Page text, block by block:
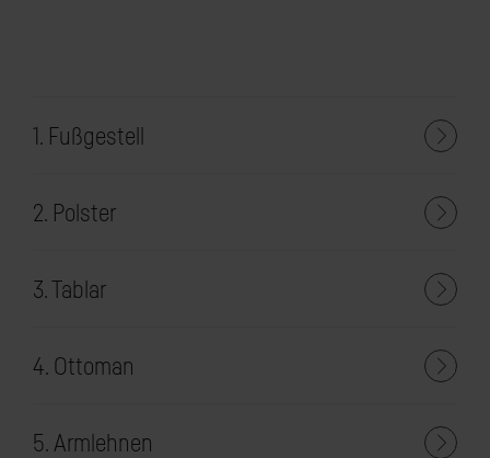
1. Fußgestell
2. Polster
3. Tablar
4. Ottoman
5. Armlehnen